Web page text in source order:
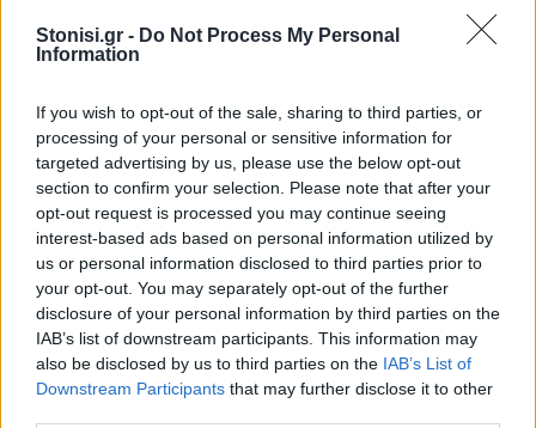
Stonisi.gr - Do Not Process My Personal
Information
If you wish to opt-out of the sale, sharing to third parties, or
processing of your personal or sensitive information for
targeted advertising by us, please use the below opt-out
section to confirm your selection. Please note that after your
opt-out request is processed you may continue seeing
interest-based ads based on personal information utilized by
us or personal information disclosed to third parties prior to
your opt-out. You may separately opt-out of the further
disclosure of your personal information by third parties on the
IAB’s list of downstream participants. This information may
also be disclosed by us to third parties on the IAB’s List of
Downstream Participants that may further disclose it to other
ΧΩΡΙΑ
Παράλληλα, σε βάρος του
επιβλήθηκε διοικητικό πρόστιμο
ύψους 1.804,68 ευρώ
ΧΩΡΙΑ
Τραγωδία στην Πέτρα με νεκρό
άνδρα στην παραλία Καβάκι
Ανασύρθηκε χωρίς τις αισθήσεις
του και μεταφέρθηκε στο Κέντρο
Υγείας Καλλονής, όπου
διαπιστώθηκε ο θάνατός του